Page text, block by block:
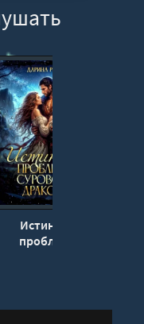
Истинная
проблема